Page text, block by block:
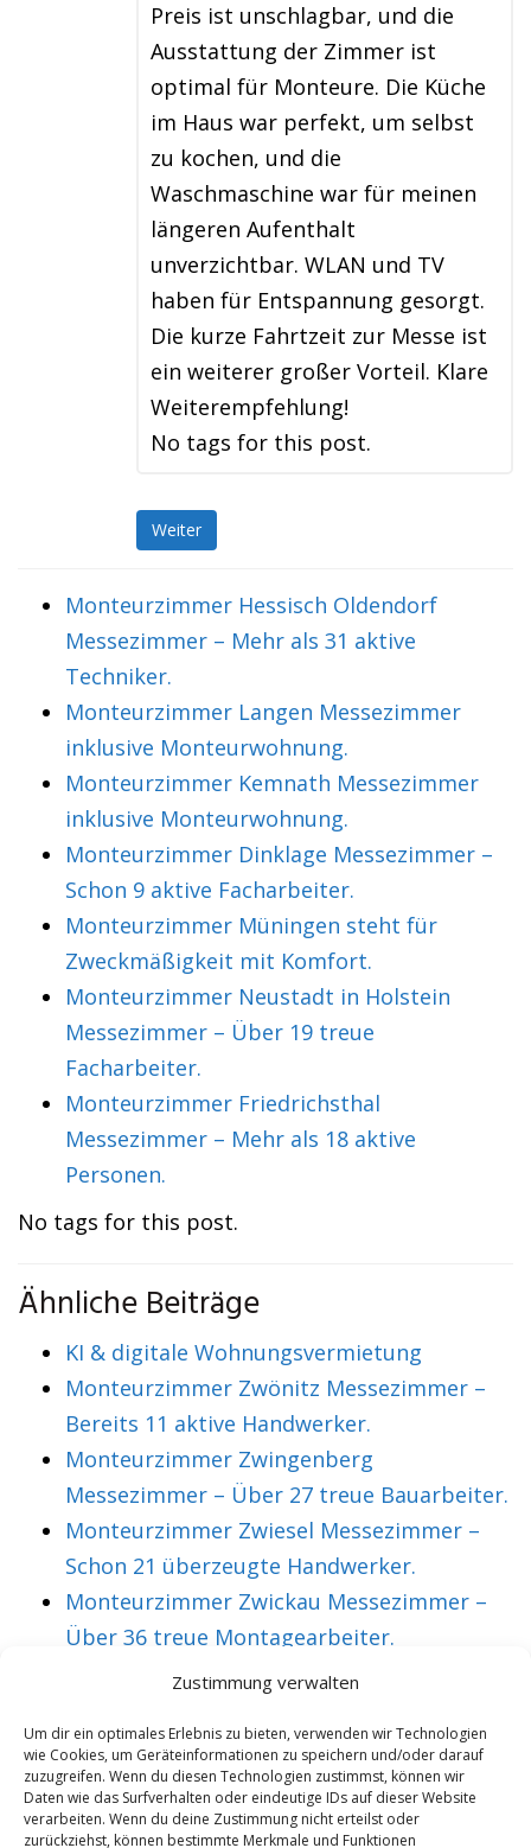
Zustimmung verwalten
Um dir ein optimales Erlebnis zu bieten, verwenden wir Technologien
wie Cookies, um Geräteinformationen zu speichern und/oder darauf
zuzugreifen. Wenn du diesen Technologien zustimmst, können wir
Daten wie das Surfverhalten oder eindeutige IDs auf dieser Website
verarbeiten. Wenn du deine Zustimmung nicht erteilst oder
zurückziehst, können bestimmte Merkmale und Funktionen
Preis ist unschlagbar, und die
Ausstattung der Zimmer ist
optimal für Monteure. Die Küche
im Haus war perfekt, um selbst
zu kochen, und die
Waschmaschine war für meinen
längeren Aufenthalt
unverzichtbar. WLAN und TV
haben für Entspannung gesorgt.
Die kurze Fahrtzeit zur Messe ist
ein weiterer großer Vorteil. Klare
Weiterempfehlung!
No tags for this post.
Weiter
Monteurzimmer Hessisch Oldendorf
Messezimmer – Mehr als 31 aktive
Techniker.
Monteurzimmer Langen Messezimmer
inklusive Monteurwohnung.
Monteurzimmer Kemnath Messezimmer
inklusive Monteurwohnung.
Monteurzimmer Dinklage Messezimmer –
Schon 9 aktive Facharbeiter.
Monteurzimmer Müningen steht für
Zweckmäßigkeit mit Komfort.
Monteurzimmer Neustadt in Holstein
Messezimmer – Über 19 treue
Facharbeiter.
Monteurzimmer Friedrichsthal
Messezimmer – Mehr als 18 aktive
Personen.
No tags for this post.
Ähnliche Beiträge
KI & digitale Wohnungsvermietung
Monteurzimmer Zwönitz Messezimmer –
Bereits 11 aktive Handwerker.
Monteurzimmer Zwingenberg
Messezimmer – Über 27 treue Bauarbeiter.
Monteurzimmer Zwiesel Messezimmer –
Schon 21 überzeugte Handwerker.
Monteurzimmer Zwickau Messezimmer –
Über 36 treue Montagearbeiter.
VORHERIGER ARTIKEL
Monteurzimmer
Philippsburg
Messezimmer –
NÄCHSTER ARTIKEL
Monteurzimmer
Pinneberg
Messezimmer –